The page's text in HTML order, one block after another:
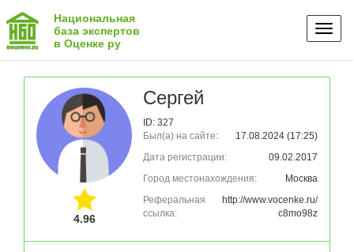
Национальная
база экспертов
в Оценке ру
4.96
Сергей
ID: 327
Был(а) на сайте:
17.08.2024 (17:25)
Дата регистрации:
09.02.2017
Город местонахождения:
Москва
Реферальная
ссылка:
http://www.vocenke.ru/
c8mo98z